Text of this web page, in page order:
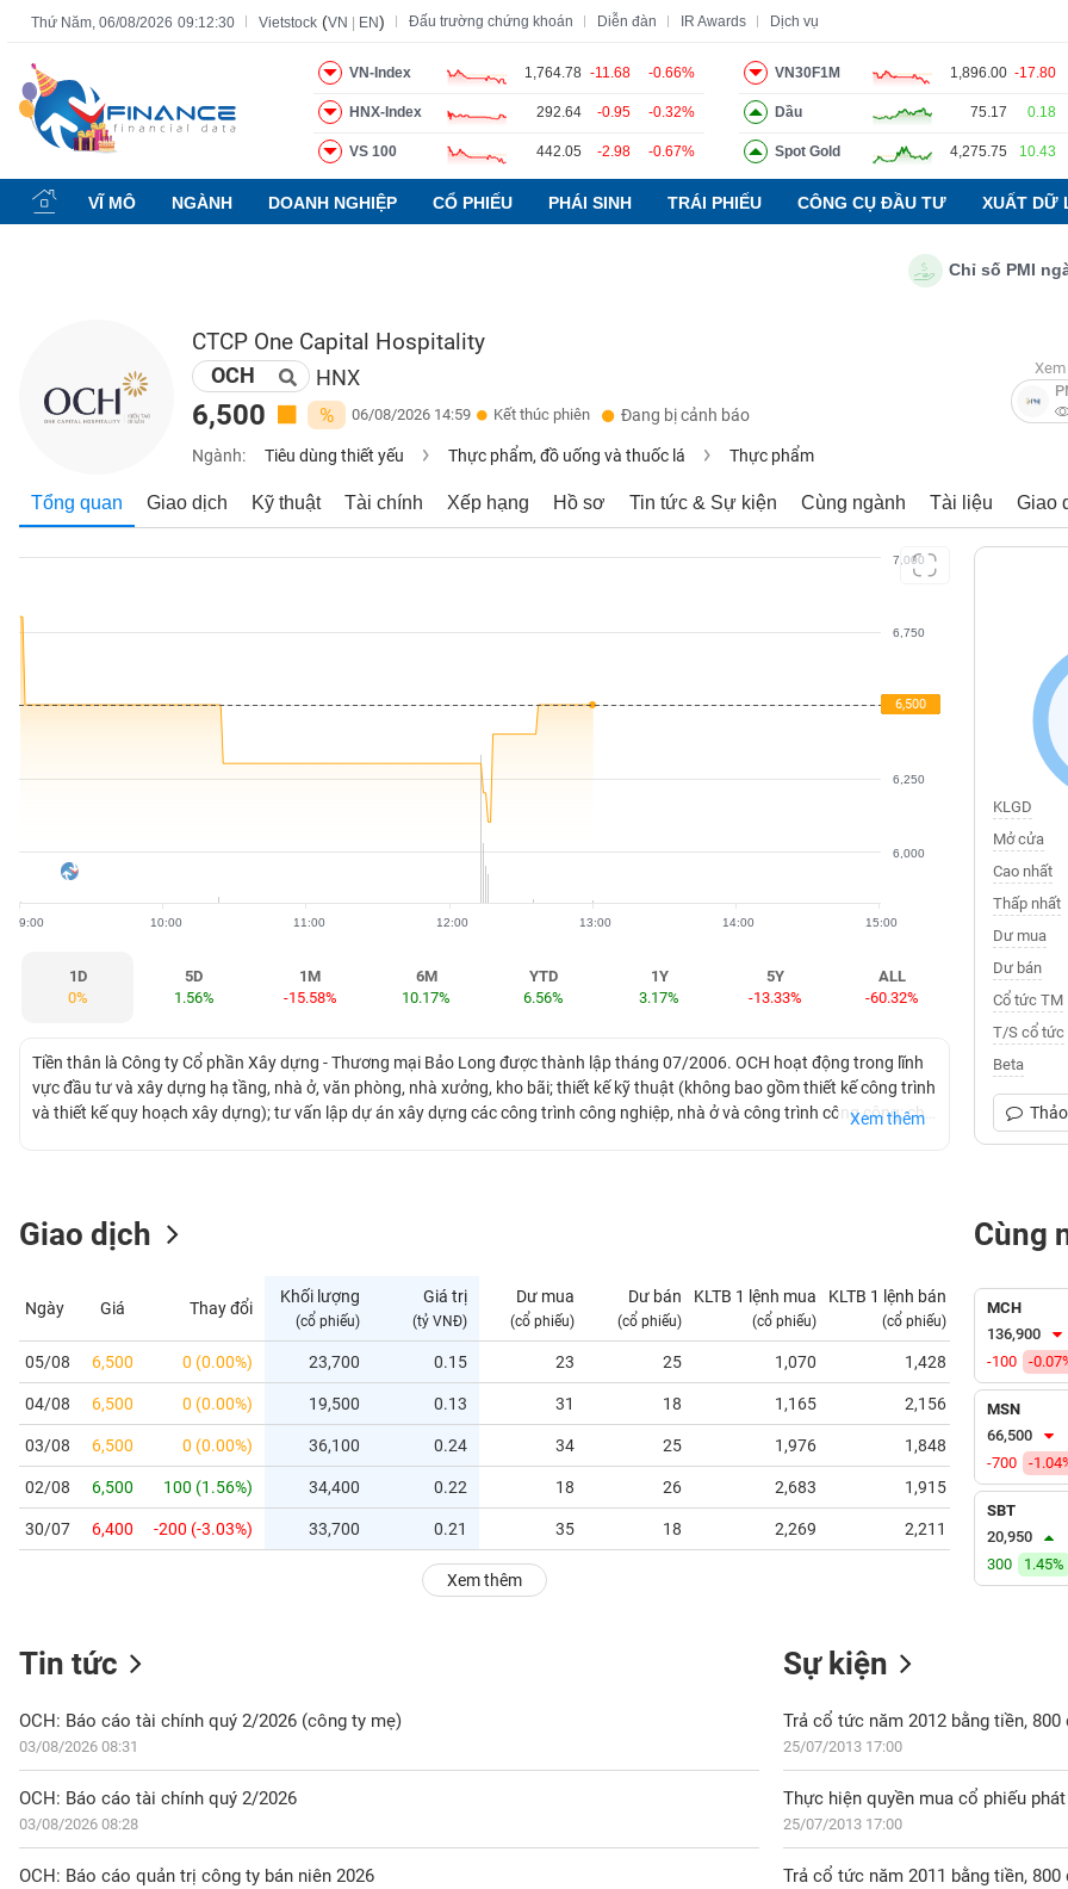
Thứ Năm, 06/08/2026 09:12:31 Vietstock (VN EN) Đấu trường chứng khoán Diễn đàn IR Awards Dịch vụ
VN-Index 1,764.78 -11.68 -0.66%
HNX-Index 292.64 -0.95 -0.32%
VS 100 442.05 -2.98 -0.67%
VN30F1M 1,896.00 -17.80
Dầu 75.17 0.18
Spot Gold 4,275.75 10.43
VĨ MÔ NGÀNH DOANH NGHIỆP CỔ PHIẾU PHÁI SINH TRÁI PHIẾU CÔNG CỤ ĐẦU TƯ XUẤT DỮ
Chỉ số PMI ngành
CTCP One Capital Hospitality
OCH HNX
6,500 % 06/08/2026 14:59 Kết thúc phiên Đang bị cảnh báo
Ngành: Tiêu dùng thiết yếu Thực phẩm, đồ uống và thuốc lá Thực phẩm
Tổng quan Giao dịch Kỹ thuật Tài chính Xếp hạng Hồ sơ Tin tức & Sự kiện Cùng ngành Tài liệu Giao
6,500
6,000
6,250
6,750
7,000
9:00 10:00 11:00 12:00 13:00 14:00 15:00
6,500
6,500
1D
0%
5D
1.56%
1M
-15.58%
6M
10.17%
YTD
6.56%
1Y
3.17%
5Y
-13.33%
ALL
-60.32%
Tiền thân là Công ty Cổ phần Xây dựng - Thương mại Bảo Long được thành lập tháng 07/2006. OCH hoạt động trong lĩnh
vực đầu tư và xây dựng hạ tầng, nhà ở, văn phòng, nhà xưởng, kho bãi; thiết kế kỹ thuật (không bao gồm thiết kế công trình
và thiết kế quy hoạch xây dựng); tư vấn lập dự án xây dựng các công trình công nghiệp, nhà ở và công trình công cộng; cho
Xem thêm
KLGD
Mở cửa
Cao nhất
Thấp nhất
Dư mua
Dư bán
Cổ tức TM
T/S cổ tức
Beta
Giao dịch
Ngày Giá Thay đổi
Khối lượng
(cổ phiếu)
Giá trị
(tỷ VNĐ)
Dư mua
(cổ phiếu)
Dư bán
(cổ phiếu)
KLTB 1 lệnh mua
(cổ phiếu)
KLTB 1 lệnh bán
(cổ phiếu)
05/08 6,500 0 (0.00%) 23,700 0.15 23 25 1,070 1,428 0.00
04/08 6,500 0 (0.00%) 19,500 0.13 31 18 1,165 2,156
03/08 6,500 0 (0.00%) 36,100 0.24 34 25 1,976 1,848 0.00
02/08 6,500 100 (1.56%) 34,400 0.22 18 26 2,683 1,915 0.00
30/07 6,400 -200 (-3.03%) 33,700 0.21 35 18 2,269 2,211 0.00
Xem thêm
Cùng
MCH
136,900
-100
-
MSN
66,500
-700
-
SBT
20,950
300
1.45%
Tin tức
OCH: Báo cáo tài chính quý 2/2026 (công ty mẹ)
03/08/2026 08:31
OCH: Báo cáo tài chính quý 2/2026
03/08/2026 08:28
OCH: Báo cáo quản trị công ty bán niên 2026
Sự kiện
Trả cổ tức năm 2012 bằng tiền, 800
25/07/2013 17:00
Thực hiện quyền mua cổ phiếu
25/07/2013 17:00
Trả cổ tức năm 2011 bằng tiền, 800
Tất cả Tính năng Ngành Mã chứng khoán Lãnh đạo Báo cáo phân tích Thuật ngữ
Tính
năng
(-)
KHOÁN
NGHIỆP
SẢN
HÓA
GIỚI
CÁ
NHÂN
PHÂN
TÍCH
VIETSTOCKFINANCE
DOANH
NGHIỆP